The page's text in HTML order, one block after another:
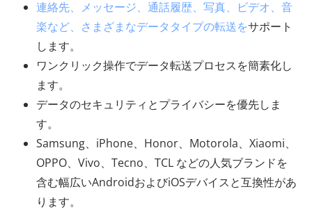
連絡先、メッセージ、通話履歴、写真、ビデオ、音
楽など、さまざまなデータタイプの転送をサポート
します。
ワンクリック操作でデータ転送プロセスを簡素化し
ます。
データのセキュリティとプライバシーを優先しま
す。
Samsung、iPhone、Honor、Motorola、Xiaomi、
OPPO、Vivo、Tecno、TCL などの人気ブランドを
含む幅広いAndroidおよびiOSデバイスと互換性があ
ります。